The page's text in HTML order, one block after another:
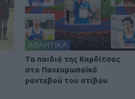
ΑΘΛΗΤΙΚΑ
Τα παιδιά της Καρδίτσας
στο Πανευρωπαϊκό
ραντεβού του στίβου